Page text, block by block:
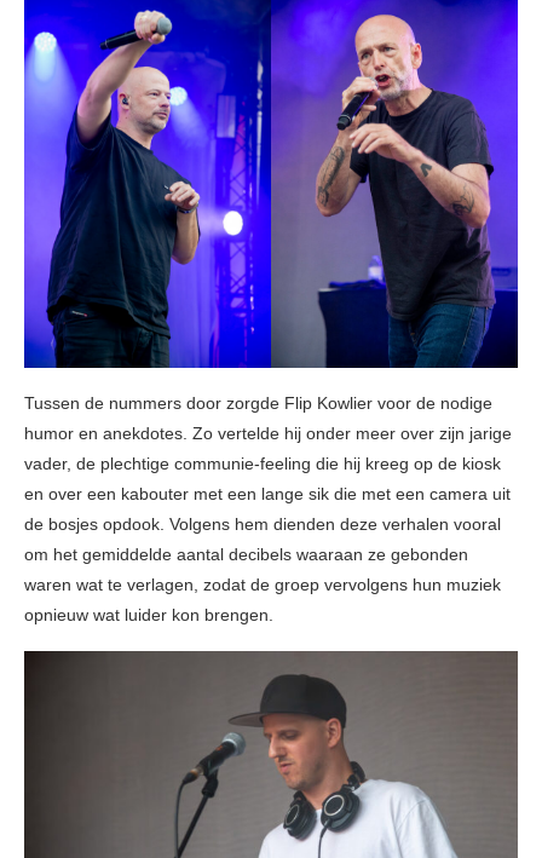
Tussen de nummers door zorgde Flip Kowlier voor de nodige
humor en anekdotes. Zo vertelde hij onder meer over zijn jarige
vader, de plechtige communie-feeling die hij kreeg op de kiosk
en over een kabouter met een lange sik die met een camera uit
de bosjes opdook. Volgens hem dienden deze verhalen vooral
om het gemiddelde aantal decibels waaraan ze gebonden
waren wat te verlagen, zodat de groep vervolgens hun muziek
opnieuw wat luider kon brengen.